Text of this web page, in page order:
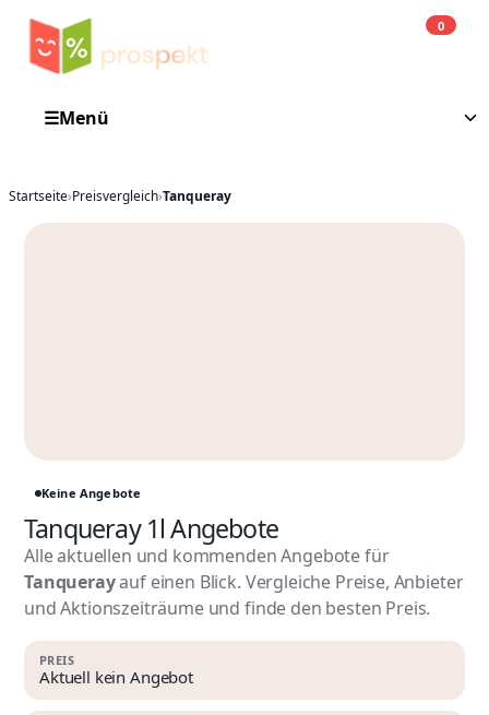
0
☰Menü
Startseite›Preisvergleich›Tanqueray
Keine Angebote
Tanqueray 1l Angebote
Alle aktuellen und kommenden Angebote für
Tanquerayauf einen Blick. Vergleiche Preise, Anbieter
und Aktionszeiträume und finde den besten Preis.
PREIS
Aktuell kein Angebot